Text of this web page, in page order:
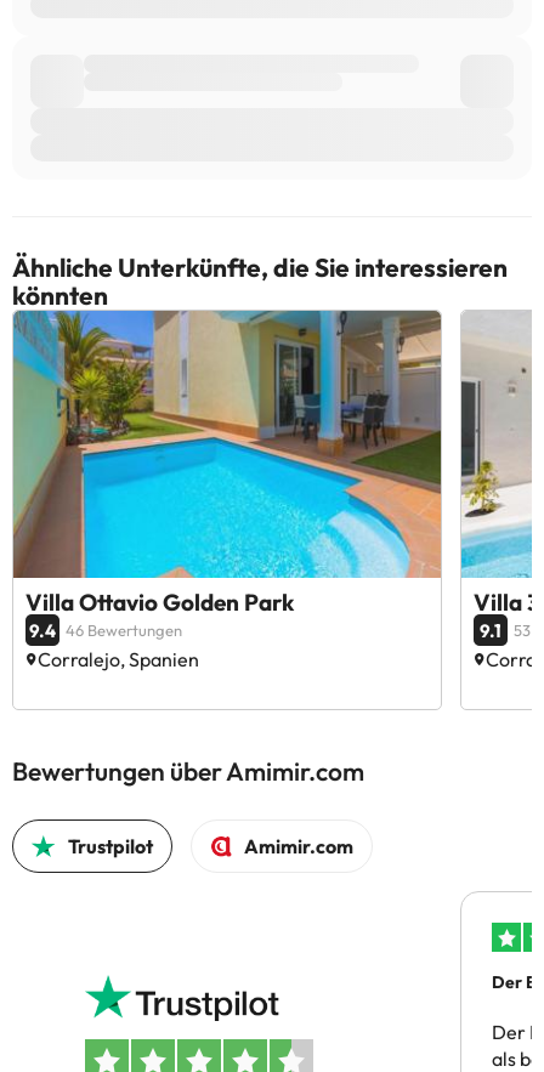
Ähnliche Unterkünfte, die Sie interessieren
könnten
Villa Ottavio Golden Park
9.4 46 Bewertungen
Corralejo, Spanien
Villa
9.1 53
Bewertungen über Amimir.com
Trustpilot Amimir.com
Der
Der
als